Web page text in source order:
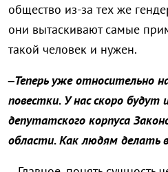
общество из-за тех же
они вытаскивают самые
такой человек и нужен.
–Теперь уже относительно
повестки. У нас скоро будут
депутатского корпуса
области. Как людям делать